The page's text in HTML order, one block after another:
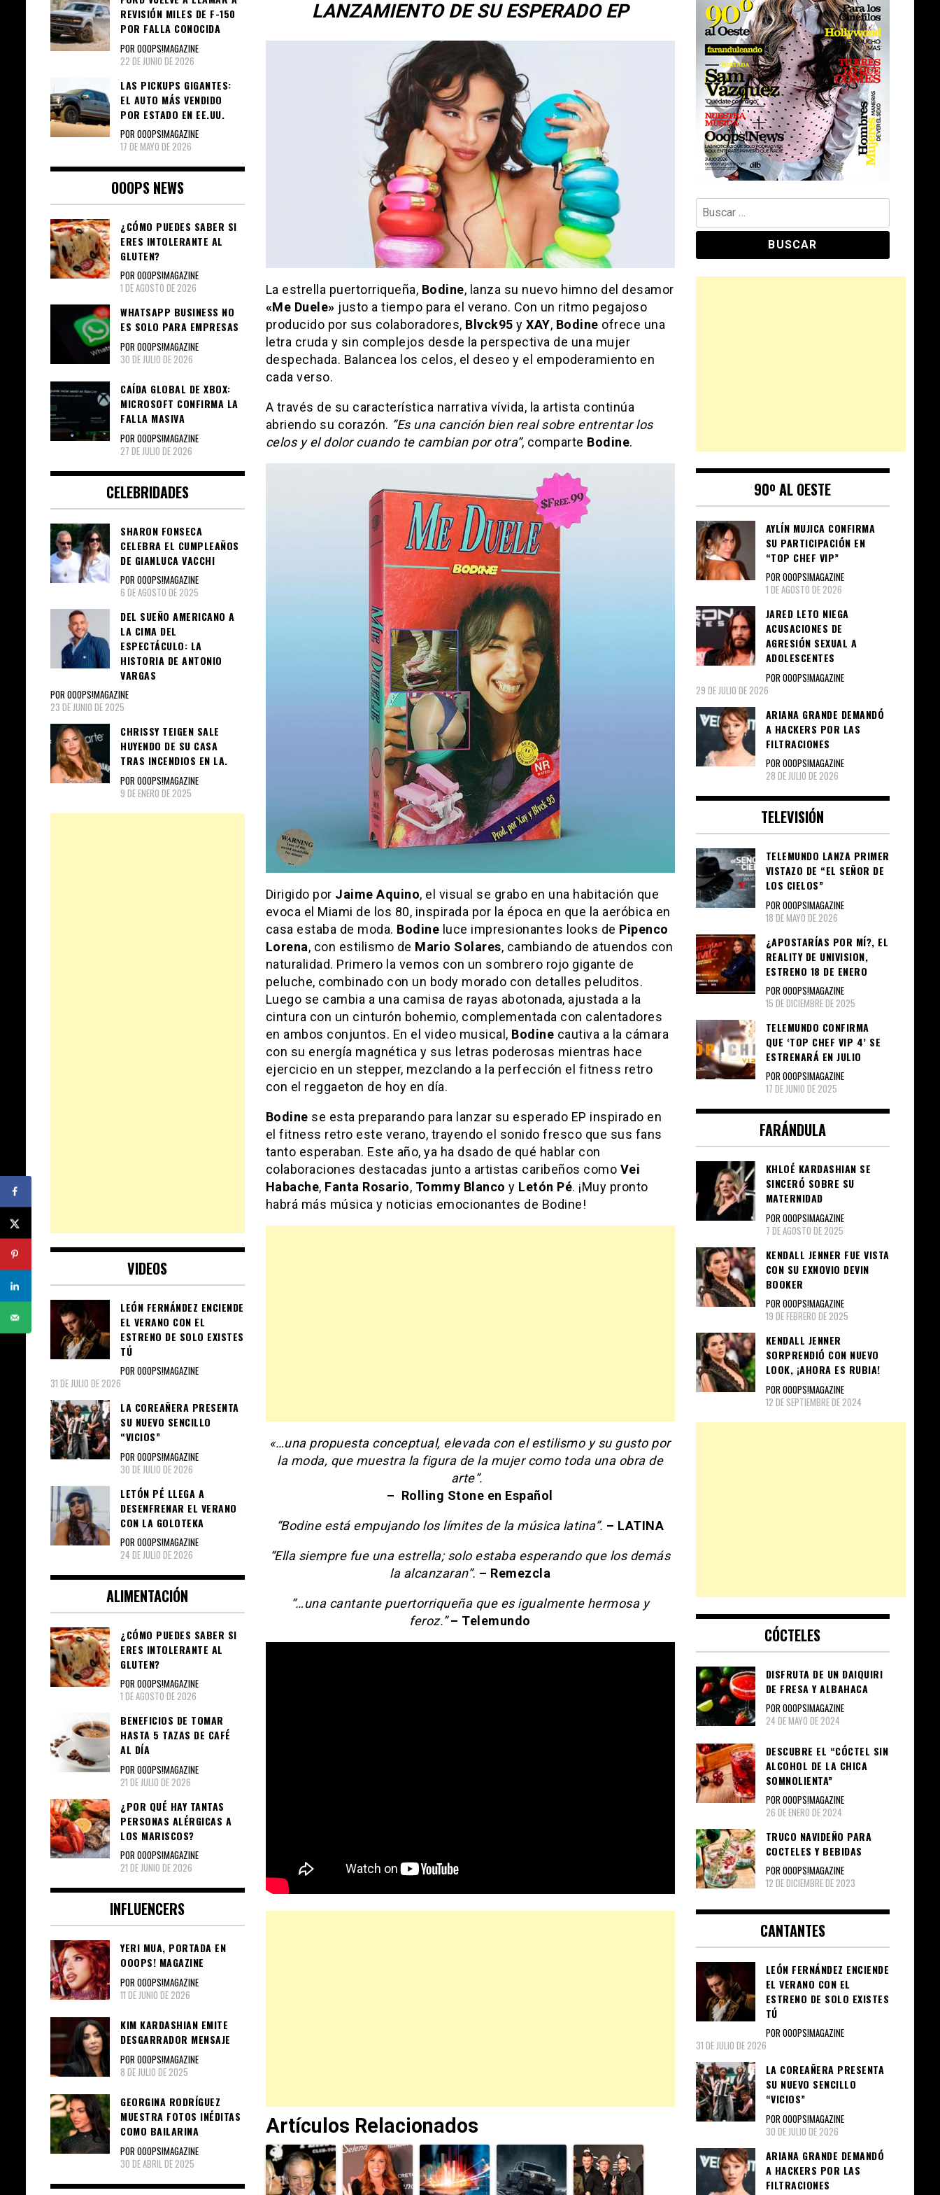
LANZAMIENTO DE SU ESPERADO EP
La estrella puertorriqueña, Bodine, lanza su nuevo himno del desamor
«Me Duele» justo a tiempo para el verano. Con un ritmo pegajoso
producido por sus colaboradores, Blvck95 y XAY, Bodine ofrece una
letra cruda y sin complejos desde la perspectiva de una mujer
despechada. Balancea los celos, el deseo y el empoderamiento en
cada verso.
A través de su característica narrativa vívida, la artista continúa
abriendo su corazón. ”Es una canción bien real sobre entrentar los
celos y el dolor cuando te cambian por otra”, comparte Bodine.
Dirigido por Jaime Aquino, el visual se grabo en una habitación que
evoca el Miami de los 80, inspirada por la época en que la aeróbica en
casa estaba de moda. Bodine luce impresionantes looks de Pipenco
Lorena, con estilismo de Mario Solares, cambiando de atuendos con
naturalidad. Primero la vemos con un sombrero rojo gigante de
peluche, combinado con un body morado con detalles peluditos.
Luego se cambia a una camisa de rayas abotonada, ajustada a la
cintura con un cinturón bohemio, complementada con calentadores
en ambos conjuntos. En el video musical, Bodine cautiva a la cámara
con su energía magnética y sus letras poderosas mientras hace
ejercicio en un stepper, mezclando a la perfección el fitness retro
con el reggaeton de hoy en día.
Bodine se esta preparando para lanzar su esperado EP inspirado en
el fitness retro este verano, trayendo el sonido fresco que sus fans
tanto esperaban. Este año, ya ha dsado de qué hablar con
colaboraciones destacadas junto a artistas caribeños como Vei
Habache, Fanta Rosario, Tommy Blanco y Letón Pé. ¡Muy pronto
habrá más música y noticias emocionantes de Bodine!
«…una propuesta conceptual, elevada con el estilismo y su gusto por
la moda, que muestra la figura de la mujer como toda una obra de
arte”.
– Rolling Stone en Español
“Bodine está empujando los límites de la música latina”. – LATINA
“Ella siempre fue una estrella; solo estaba esperando que los demás
la alcanzaran”. – Remezcla
“…una cantante puertorriqueña que es igualmente hermosa y
feroz.”– Telemundo
Artículos Relacionados
REVISIÓN MILES DE F-150
POR FALLA CONOCIDA
POR OOOPS!MAGAZINE
22 DE JUNIO DE 2026
LAS PICKUPS GIGANTES:
EL AUTO MÁS VENDIDO
POR ESTADO EN EE.UU.
POR OOOPS!MAGAZINE
17 DE MAYO DE 2026
OOOPS NEWS
¿CÓMO PUEDES SABER SI
ERES INTOLERANTE AL
GLUTEN?
POR OOOPS!MAGAZINE
1 DE AGOSTO DE 2026
WHATSAPP BUSINESS NO
ES SOLO PARA EMPRESAS
POR OOOPS!MAGAZINE
30 DE JULIO DE 2026
CAÍDA GLOBAL DE XBOX:
MICROSOFT CONFIRMA LA
FALLA MASIVA
POR OOOPS!MAGAZINE
27 DE JULIO DE 2026
CELEBRIDADES
SHARON FONSECA
CELEBRA EL CUMPLEAÑOS
DE GIANLUCA VACCHI
POR OOOPS!MAGAZINE
6 DE AGOSTO DE 2025
DEL SUEÑO AMERICANO A
LA CIMA DEL
ESPECTÁCULO: LA
HISTORIA DE ANTONIO
VARGAS
POR OOOPS!MAGAZINE
23 DE JUNIO DE 2025
CHRISSY TEIGEN SALE
HUYENDO DE SU CASA
TRAS INCENDIOS EN LA.
POR OOOPS!MAGAZINE
9 DE ENERO DE 2025
VIDEOS
LEÓN FERNÁNDEZ ENCIENDE
EL VERANO CON EL
ESTRENO DE SOLO EXISTES
TÚ
POR OOOPS!MAGAZINE
31 DE JULIO DE 2026
LA COREAÑERA PRESENTA
SU NUEVO SENCILLO
“VICIOS”
POR OOOPS!MAGAZINE
30 DE JULIO DE 2026
LETÓN PÉ LLEGA A
DESENFRENAR EL VERANO
CON LA GOLOTEKA
POR OOOPS!MAGAZINE
24 DE JULIO DE 2026
ALIMENTACIÓN
¿CÓMO PUEDES SABER SI
ERES INTOLERANTE AL
GLUTEN?
POR OOOPS!MAGAZINE
1 DE AGOSTO DE 2026
BENEFICIOS DE TOMAR
HASTA 5 TAZAS DE CAFÉ
AL DÍA
POR OOOPS!MAGAZINE
21 DE JULIO DE 2026
¿POR QUÉ HAY TANTAS
PERSONAS ALÉRGICAS A
LOS MARISCOS?
POR OOOPS!MAGAZINE
21 DE JUNIO DE 2026
INFLUENCERS
YERI MUA, PORTADA EN
OOOPS! MAGAZINE
POR OOOPS!MAGAZINE
11 DE JUNIO DE 2026
KIM KARDASHIAN EMITE
DESGARRADOR MENSAJE
POR OOOPS!MAGAZINE
8 DE JULIO DE 2025
GEORGINA RODRÍGUEZ
MUESTRA FOTOS INÉDITAS
COMO BAILARINA
POR OOOPS!MAGAZINE
30 DE ABRIL DE 2025
Buscar:
90º AL OESTE
AYLÍN MUJICA CONFIRMA
SU PARTICIPACIÓN EN
“TOP CHEF VIP”
POR OOOPS!MAGAZINE
1 DE AGOSTO DE 2026
JARED LETO NIEGA
ACUSACIONES DE
AGRESIÓN SEXUAL A
ADOLESCENTES
POR OOOPS!MAGAZINE
29 DE JULIO DE 2026
ARIANA GRANDE DEMANDÓ
A HACKERS POR LAS
FILTRACIONES
POR OOOPS!MAGAZINE
28 DE JULIO DE 2026
TELEVISIÓN
TELEMUNDO LANZA PRIMER
VISTAZO DE “EL SEÑOR DE
LOS CIELOS”
POR OOOPS!MAGAZINE
18 DE MAYO DE 2026
¿APOSTARÍAS POR MÍ?, EL
REALITY DE UNIVISION,
ESTRENO 18 DE ENERO
POR OOOPS!MAGAZINE
15 DE DICIEMBRE DE 2025
TELEMUNDO CONFIRMA
QUE ‘TOP CHEF VIP 4’ SE
ESTRENARÁ EN JULIO
POR OOOPS!MAGAZINE
17 DE JUNIO DE 2025
FARÁNDULA
KHLOÉ KARDASHIAN SE
SINCERÓ SOBRE SU
MATERNIDAD
POR OOOPS!MAGAZINE
7 DE AGOSTO DE 2025
KENDALL JENNER FUE VISTA
CON SU EXNOVIO DEVIN
BOOKER
POR OOOPS!MAGAZINE
19 DE FEBRERO DE 2025
KENDALL JENNER
SORPRENDIÓ CON NUEVO
LOOK, ¡AHORA ES RUBIA!
POR OOOPS!MAGAZINE
12 DE SEPTIEMBRE DE 2024
CÓCTELES
DISFRUTA DE UN DAIQUIRI
DE FRESA Y ALBAHACA
POR OOOPS!MAGAZINE
24 DE MAYO DE 2024
DESCUBRE EL “CÓCTEL SIN
ALCOHOL DE LA CHICA
SOMNOLIENTA”
POR OOOPS!MAGAZINE
26 DE ENERO DE 2024
TRUCO NAVIDEÑO PARA
COCTELES Y BEBIDAS
POR OOOPS!MAGAZINE
12 DE DICIEMBRE DE 2023
CANTANTES
LEÓN FERNÁNDEZ ENCIENDE
EL VERANO CON EL
ESTRENO DE SOLO EXISTES
TÚ
POR OOOPS!MAGAZINE
31 DE JULIO DE 2026
LA COREAÑERA PRESENTA
SU NUEVO SENCILLO
“VICIOS”
POR OOOPS!MAGAZINE
30 DE JULIO DE 2026
ARIANA GRANDE DEMANDÓ
A HACKERS POR LAS
FILTRACIONES